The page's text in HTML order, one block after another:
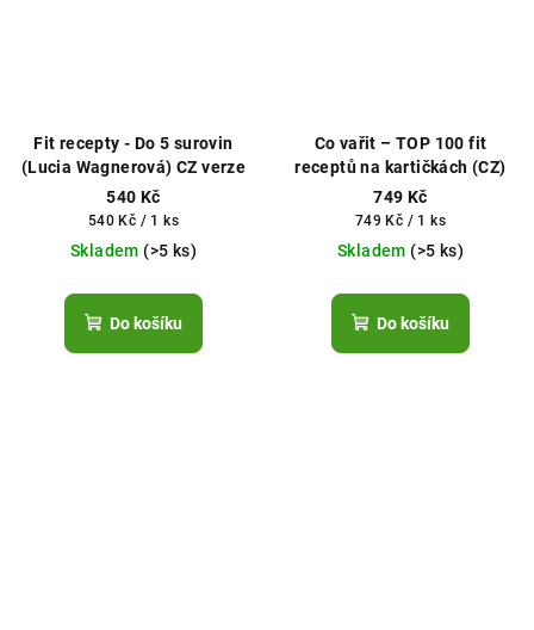
Fit recepty - Do 5 surovin
(Lucia Wagnerová) CZ verze
540 Kč
Měrná
cena:
540 Kč / 1 ks
Skladem (>5 ks)
Do košíku
Co vařit – TOP 100 fit
receptů na kartičkách (CZ)
749 Kč
Měrná
cena:
749 Kč / 1 ks
Skladem (>5 ks)
Do košíku